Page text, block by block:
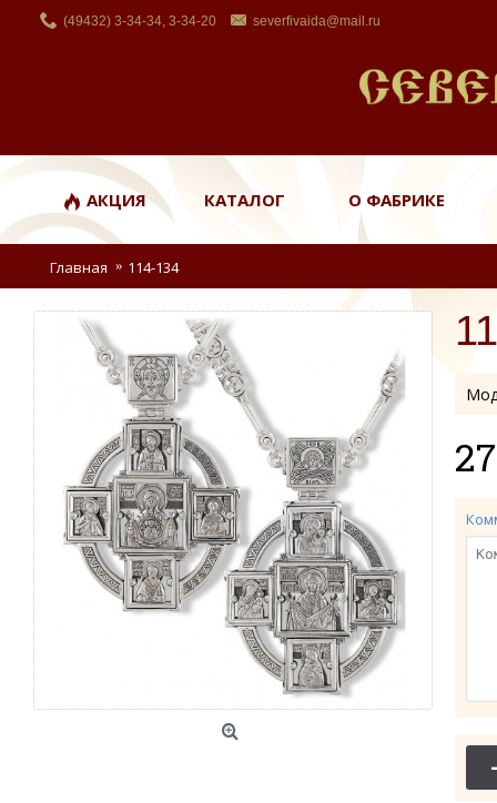
(49432) 3-34-34, 3-34-20 severfivaida@mail.ru
АКЦИЯ КАТАЛОГ О ФАБРИКЕ
Главная 114-134
-